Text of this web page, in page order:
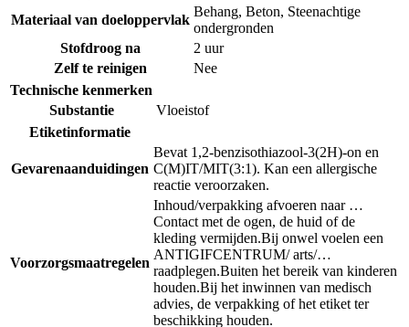
Materiaal van doeloppervlak
Behang, Beton, Steenachtige
ondergronden
Stofdroog na
2 uur
Zelf te reinigen
Nee
Technische kenmerken
Substantie
Vloeistof
Etiketinformatie
Gevarenaanduidingen
Bevat 1,2-benzisothiazool-3(2H)-on en
C(M)IT/MIT(3:1). Kan een allergische
reactie veroorzaken.
Voorzorgsmaatregelen
Inhoud/verpakking afvoeren naar …
Contact met de ogen, de huid of de
kleding vermijden.Bij onwel voelen een
ANTIGIFCENTRUM/ arts/…
raadplegen.Buiten het bereik van kinderen
houden.Bij het inwinnen van medisch
advies, de verpakking of het etiket ter
beschikking houden.